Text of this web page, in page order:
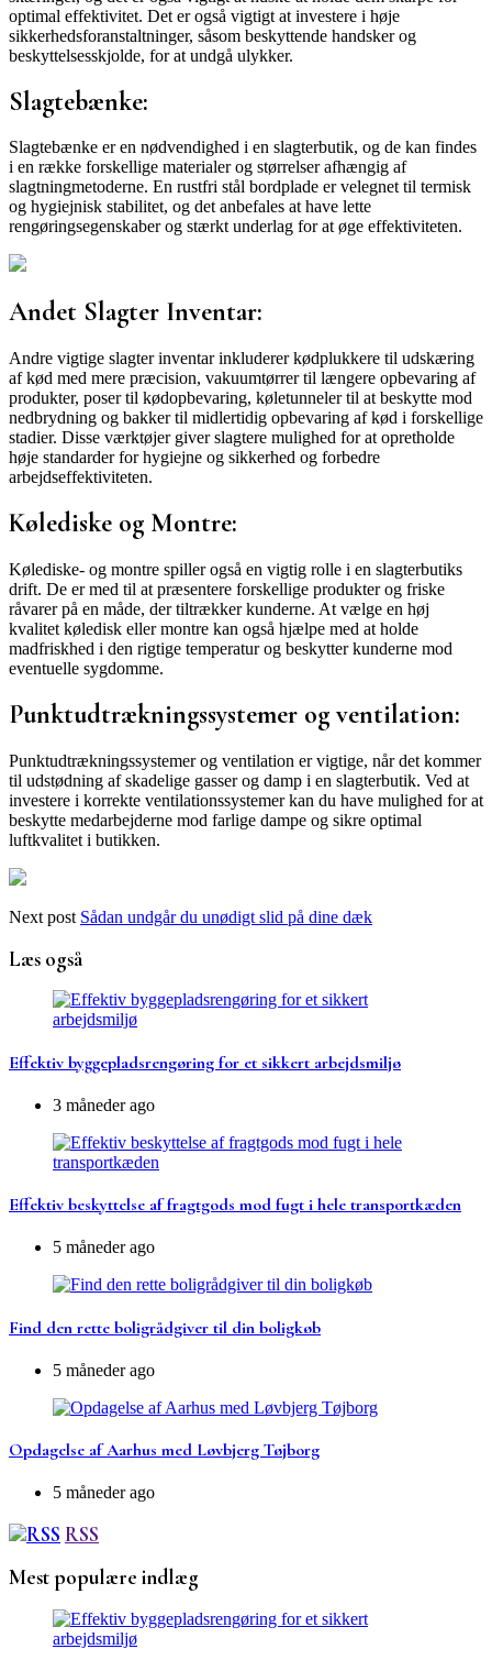
optimal effektivitet. Det er også vigtigt at investere i høje
sikkerhedsforanstaltninger, såsom beskyttende handsker og
beskyttelsesskjolde, for at undgå ulykker.
Slagtebænke:
Slagtebænke er en nødvendighed i en slagterbutik, og de kan findes
i en række forskellige materialer og størrelser afhængig af
slagtningmetoderne. En rustfri stål bordplade er velegnet til termisk
og hygiejnisk stabilitet, og det anbefales at have lette
rengøringsegenskaber og stærkt underlag for at øge effektiviteten.
Andet Slagter Inventar:
Andre vigtige slagter inventar inkluderer kødplukkere til udskæring
af kød med mere præcision, vakuumtørrer til længere opbevaring af
produkter, poser til kødopbevaring, køletunneler til at beskytte mod
nedbrydning og bakker til midlertidig opbevaring af kød i forskellige
stadier. Disse værktøjer giver slagtere mulighed for at opretholde
høje standarder for hygiejne og sikkerhed og forbedre
arbejdseffektiviteten.
Kølediske og Montre:
Kølediske- og montre spiller også en vigtig rolle i en slagterbutiks
drift. De er med til at præsentere forskellige produkter og friske
råvarer på en måde, der tiltrækker kunderne. At vælge en høj
kvalitet køledisk eller montre kan også hjælpe med at holde
madfriskhed i den rigtige temperatur og beskytter kunderne mod
eventuelle sygdomme.
Punktudtrækningssystemer og ventilation:
Punktudtrækningssystemer og ventilation er vigtige, når det kommer
til udstødning af skadelige gasser og damp i en slagterbutik. Ved at
investere i korrekte ventilationssystemer kan du have mulighed for at
beskytte medarbejderne mod farlige dampe og sikre optimal
luftkvalitet i butikken.
Next post Sådan undgår du unødigt slid på dine dæk
Læs også
Effektiv byggepladsrengøring for et sikkert arbejdsmiljø
3 måneder ago
Effektiv beskyttelse af fragtgods mod fugt i hele transportkæden
5 måneder ago
Find den rette boligrådgiver til din boligkøb
5 måneder ago
Opdagelse af Aarhus med Løvbjerg Tøjborg
5 måneder ago
RSS
Mest populære indlæg